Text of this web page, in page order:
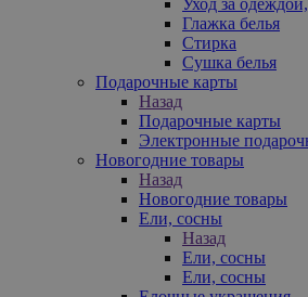
Глажка белья
Стирка
Сушка белья
Подарочные карты
Назад
Подарочные карты
Электронные
Новогодние товары
Назад
Новогодние товары
Ели, сосны
Назад
Ели, сосны
Ели, сосны